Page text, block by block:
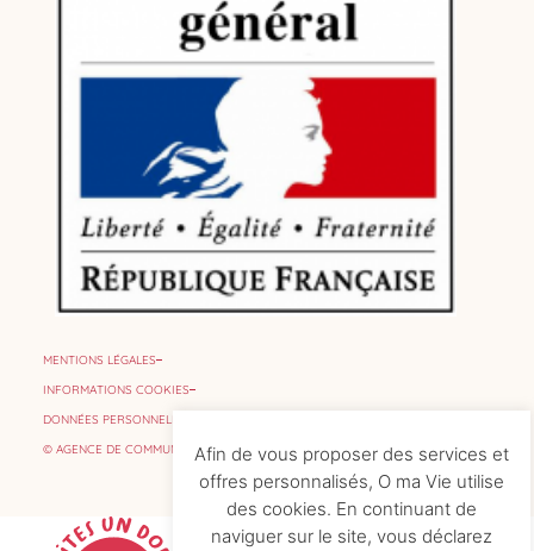
MENTIONS LÉGALES
INFORMATIONS COOKIES
DONNÉES PERSONNELLES
© AGENCE DE COMMUNICATIONAfin de vous proposer des services et
offres personnalisés, O ma Vie utilise
des cookies. En continuant de
naviguer sur le site, vous déclarez